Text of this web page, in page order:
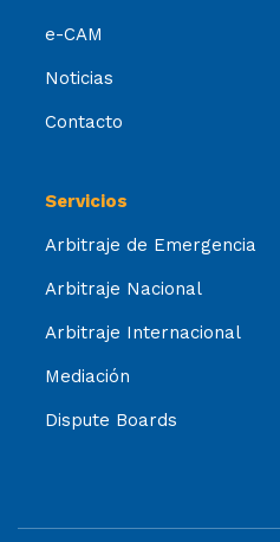
e-CAM
Noticias
Contacto
Servicios
Arbitraje de Emergencia
Arbitraje Nacional
Arbitraje Internacional
Mediación
Dispute Boards